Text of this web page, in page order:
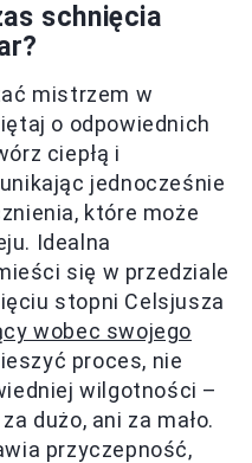
schnięcia
mistrzem w
o odpowiednich
ciepłą i
jednocześnie
które może
Idealna
się w przedziale
stopni Celsjusza
wobec swojego
proces, nie
wilgotności –
dużo, ani za mało.
przyczepność,